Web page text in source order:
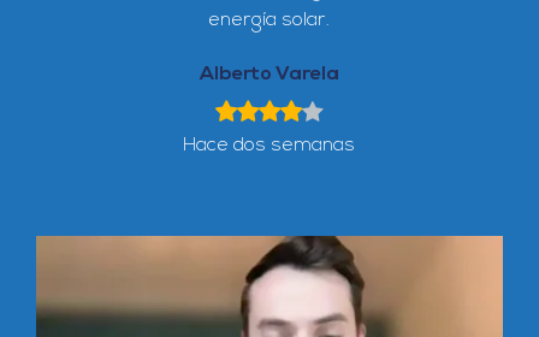
energía solar.
Alberto Varela
Hace dos semanas